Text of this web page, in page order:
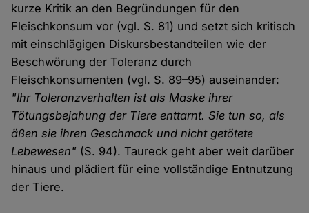
kurze Kritik an den Begründungen für den
Fleischkonsum vor (vgl. S. 81) und setzt sich kritisch
mit einschlägigen Diskursbestandteilen wie der
Beschwörung der Toleranz durch
Fleischkonsumenten (vgl. S. 89–95) auseinander:
"Ihr Toleranzverhalten ist als Maske ihrer
Tötungsbejahung der Tiere enttarnt. Sie tun so, als
äßen sie ihren Geschmack und nicht getötete
Lebewesen" (S. 94). Taureck geht aber weit darüber
hinaus und plädiert für eine vollständige Entnutzung
der Tiere.